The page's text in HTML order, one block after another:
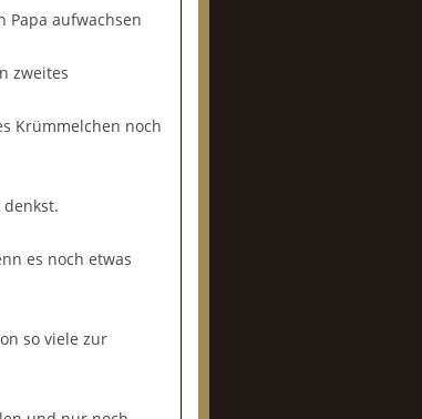
Papa aufwachsen
zweites
Krümmelchen noch
es noch etwas
so viele zur